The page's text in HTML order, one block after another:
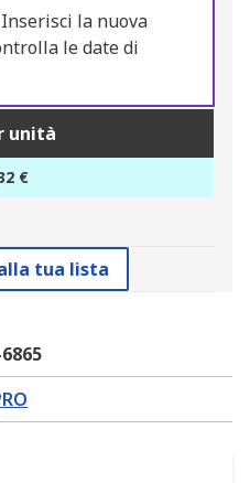
Inserisci la nuova
le date di
unità
€
tua lista